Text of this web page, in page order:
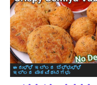
ಈರುಳ್ಳಿ ಇಲ್ಲದ ಬೆಳ್ಳುಳ್ಳಿ
ಇಲ್ಲದ ಪಾಕವಿಧಾನಗಳು